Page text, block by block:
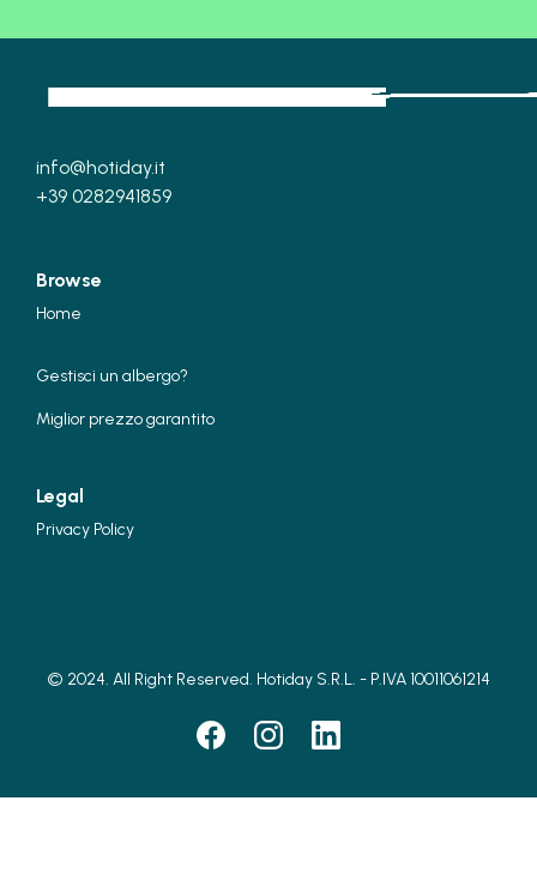
info@hotiday.it
+39 0282941859
Browse
Home
Gestisci un albergo?
Miglior prezzo garantito
Legal
Privacy Policy
© 2024. All Right Reserved. Hotiday S.R.L. - P.IVA 10011061214